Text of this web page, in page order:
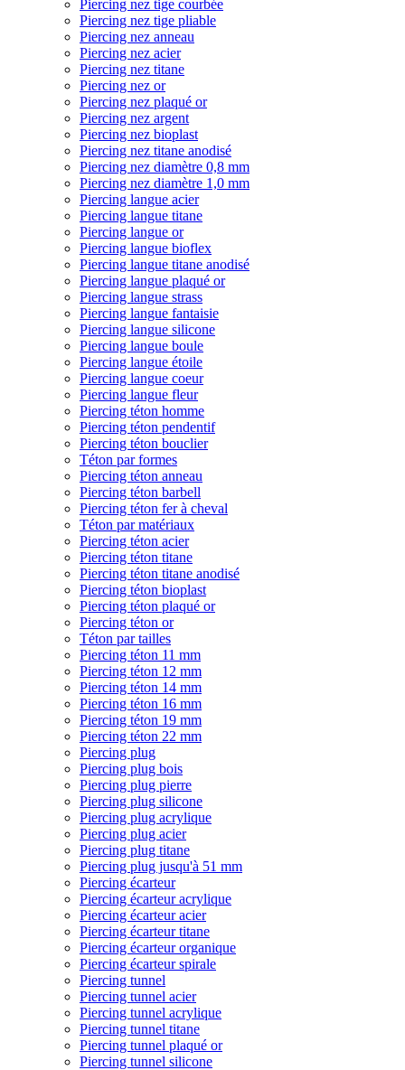
Piercing nez tige courbée
Piercing nez tige pliable
Piercing nez anneau
Piercing nez acier
Piercing nez titane
Piercing nez or
Piercing nez plaqué or
Piercing nez argent
Piercing nez bioplast
Piercing nez titane anodisé
Piercing nez diamètre 0,8 mm
Piercing nez diamètre 1,0 mm
Piercing langue acier
Piercing langue titane
Piercing langue or
Piercing langue bioflex
Piercing langue titane anodisé
Piercing langue plaqué or
Piercing langue strass
Piercing langue fantaisie
Piercing langue silicone
Piercing langue boule
Piercing langue étoile
Piercing langue coeur
Piercing langue fleur
Piercing téton homme
Piercing téton pendentif
Piercing téton bouclier
Téton par formes
Piercing téton anneau
Piercing téton barbell
Piercing téton fer à cheval
Téton par matériaux
Piercing téton acier
Piercing téton titane
Piercing téton titane anodisé
Piercing téton bioplast
Piercing téton plaqué or
Piercing téton or
Téton par tailles
Piercing téton 11 mm
Piercing téton 12 mm
Piercing téton 14 mm
Piercing téton 16 mm
Piercing téton 19 mm
Piercing téton 22 mm
Piercing plug
Piercing plug bois
Piercing plug pierre
Piercing plug silicone
Piercing plug acrylique
Piercing plug acier
Piercing plug titane
Piercing plug jusqu'à 51 mm
Piercing écarteur
Piercing écarteur acrylique
Piercing écarteur acier
Piercing écarteur titane
Piercing écarteur organique
Piercing écarteur spirale
Piercing tunnel
Piercing tunnel acier
Piercing tunnel acrylique
Piercing tunnel titane
Piercing tunnel plaqué or
Piercing tunnel silicone